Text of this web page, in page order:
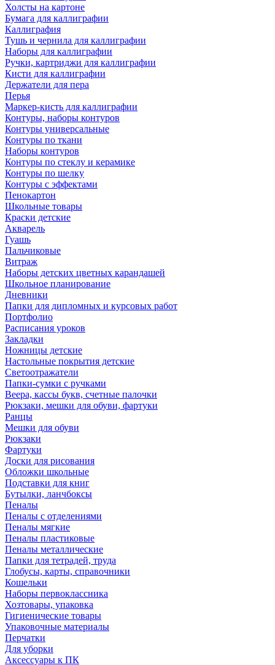
Холсты на картоне
Бумага для каллиграфии
Каллиграфия
Тушь и чернила для каллиграфии
Наборы для каллиграфии
Ручки, картриджи для каллиграфии
Кисти для каллиграфии
Держатели для пера
Перья
Маркер-кисть для каллиграфии
Контуры, наборы контуров
Контуры универсальные
Контуры по ткани
Наборы контуров
Контуры по стеклу и керамике
Контуры по шелку
Контуры с эффектами
Пенокартон
Школьные товары
Краски детские
Акварель
Гуашь
Пальчиковые
Витраж
Наборы детских цветных карандашей
Школьное планирование
Дневники
Папки для дипломных и курсовых работ
Портфолио
Расписания уроков
Закладки
Ножницы детские
Настольные покрытия детские
Светоотражатели
Папки-сумки с ручками
Веера, кассы букв, счетные палочки
Рюкзаки, мешки для обуви, фартуки
Ранцы
Мешки для обуви
Рюкзаки
Фартуки
Доски для рисования
Обложки школьные
Подставки для книг
Бутылки, ланчбоксы
Пеналы
Пеналы с отделениями
Пеналы мягкие
Пеналы пластиковые
Пеналы металлические
Папки для тетрадей, труда
Глобусы, карты, справочники
Кошельки
Наборы первоклассника
Хозтовары, упаковка
Гигиенические товары
Упаковочные материалы
Перчатки
Для уборки
Аксессуары к ПК